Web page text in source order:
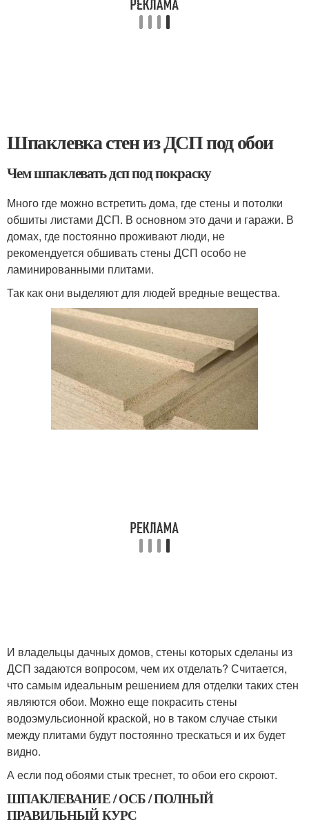
Шпаклевка стен из ДСП под обои
Чем шпаклевать дсп под покраску
Много где можно встретить дома, где стены и потолки
обшиты листами ДСП. В основном это дачи и гаражи. В
домах, где постоянно проживают люди, не
рекомендуется обшивать стены ДСП особо не
ламинированными плитами.
Так как они выделяют для людей вредные вещества.
И владельцы дачных домов, стены которых сделаны из
ДСП задаются вопросом, чем их отделать? Считается,
что самым идеальным решением для отделки таких стен
являются обои. Можно еще покрасить стены
водоэмульсионной краской, но в таком случае стыки
между плитами будут постоянно трескаться и их будет
видно.
А если под обоями стык треснет, то обои его скроют.
ШПАКЛЕВАНИЕ / ОСБ / ПОЛНЫЙ
ПРАВИЛЬНЫЙ КУРС